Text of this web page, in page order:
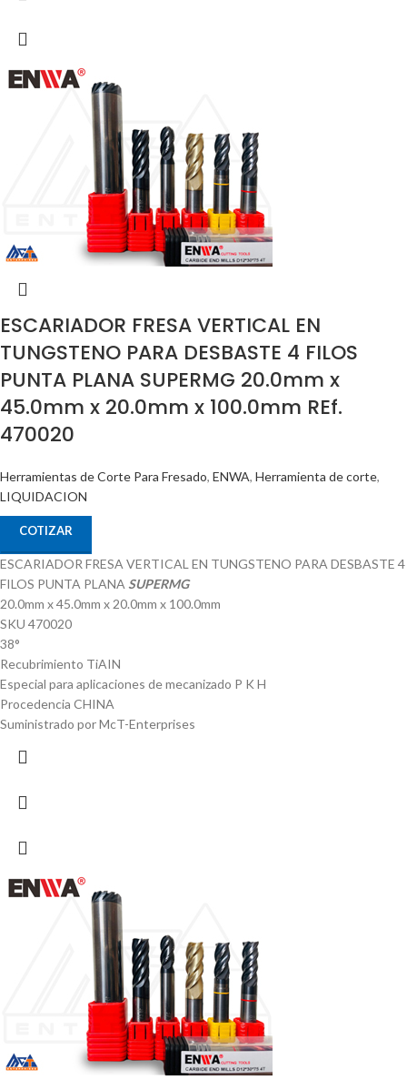
ESCARIADOR FRESA VERTICAL EN
TUNGSTENO PARA DESBASTE 4 FILOS
PUNTA PLANA SUPERMG 20.0mm x
45.0mm x 20.0mm x 100.0mm REf.
470020
Herramientas de Corte Para Fresado, ENWA, Herramienta de corte,
LIQUIDACION
COTIZAR
ESCARIADOR FRESA VERTICAL EN TUNGSTENO PARA DESBASTE 4
FILOS PUNTA PLANA SUPERMG
20.0mm x 45.0mm x 20.0mm x 100.0mm
SKU 470020
38°
Recubrimiento TiAIN
Especial para aplicaciones de mecanizado P K H
Procedencia CHINA
Suministrado por McT-Enterprises